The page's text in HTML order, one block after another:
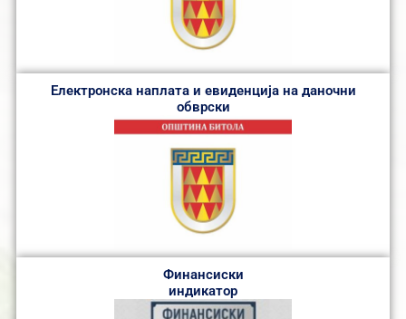
Електронска наплата и евиденција на даночни
обврски
Финансиски
индикатор